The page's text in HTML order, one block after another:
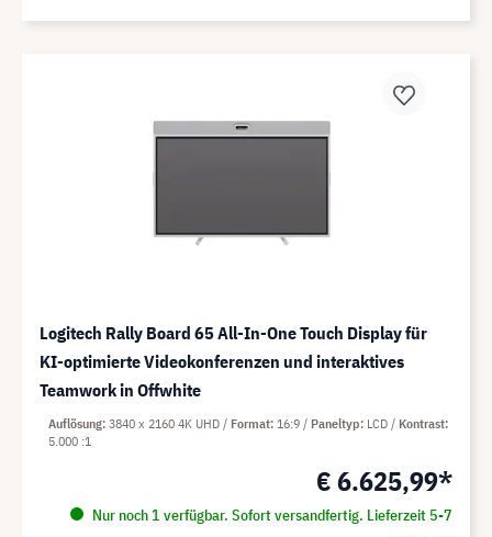
Logitech Rally Board 65 All-In-One Touch Display für
KI-optimierte Videokonferenzen und interaktives
Teamwork in Offwhite
€ 6.625,99*
Nur noch 1 verfügbar. Sofort versandfertig. Lieferzeit 5-7
Auflösung 3840 x 2160 4K UHD Format 16:9 Paneltyp LCD
Kontrast
5.000 :1